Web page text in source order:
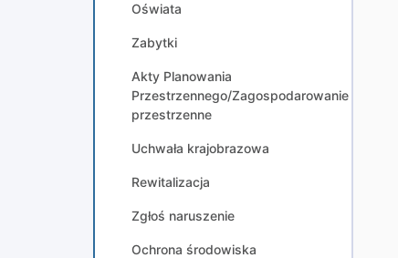
Oświata
Zabytki
Akty Planowania
Przestrzennego/Zagospodarowanie
przestrzenne
Uchwała krajobrazowa
Rewitalizacja
Zgłoś naruszenie
Ochrona środowiska